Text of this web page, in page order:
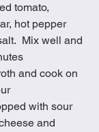
tomato,
hot pepper
Mix well and
and cook on
with sour
and